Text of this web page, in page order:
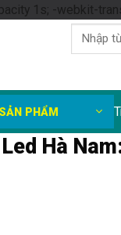
1s; -webkit-
Tìm
kiếm:
PHẨM
Hà